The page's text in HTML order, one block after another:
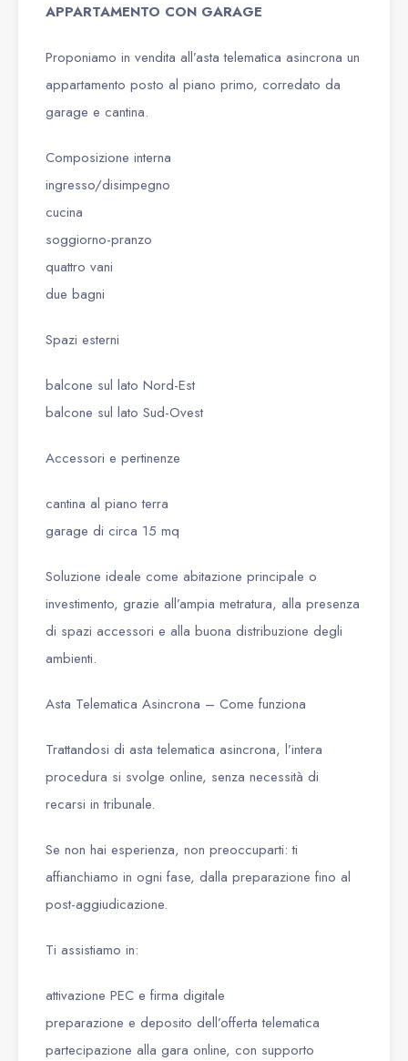
APPARTAMENTO CON GARAGE
Proponiamo in vendita all’asta telematica asincrona un
appartamento posto al piano primo, corredato da
garage e cantina.
Composizione interna
ingresso/disimpegno
cucina
soggiorno-pranzo
quattro vani
due bagni
Spazi esterni
balcone sul lato Nord-Est
balcone sul lato Sud-Ovest
Accessori e pertinenze
cantina al piano terra
garage di circa 15 mq
Soluzione ideale come abitazione principale o
investimento, grazie all’ampia metratura, alla presenza
di spazi accessori e alla buona distribuzione degli
ambienti.
Asta Telematica Asincrona – Come funziona
Trattandosi di asta telematica asincrona, l’intera
procedura si svolge online, senza necessità di
recarsi in tribunale.
Se non hai esperienza, non preoccuparti: ti
affianchiamo in ogni fase, dalla preparazione fino al
post-aggiudicazione.
Ti assistiamo in:
attivazione PEC e firma digitale
preparazione e deposito dell’offerta telematica
partecipazione alla gara online, con supporto